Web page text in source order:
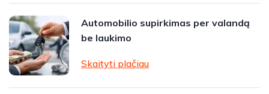
Automobilio supirkimas per valandą
be laukimo
Skaityti plačiau